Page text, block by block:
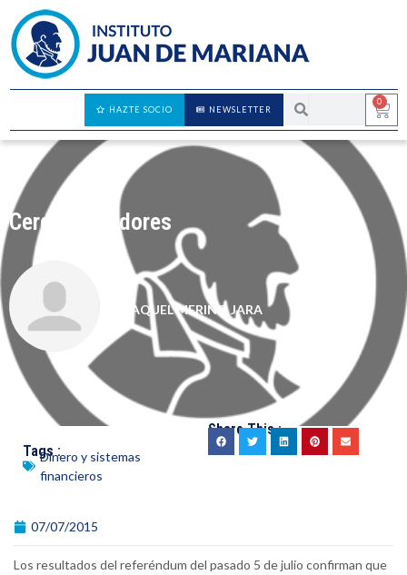
0
NEWSLETTER
HAZTE SOCIO
Cerdos voladores
RAQUEL MERINO JARA
Tags :Dinero y sistemas
financieros
Share This :
07/07/2015
Los resultados del referéndum del pasado 5 de julio confirman que